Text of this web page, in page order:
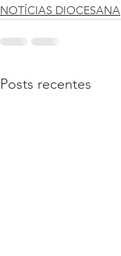
NOTÍCIAS DIOCESANA
Posts recentes